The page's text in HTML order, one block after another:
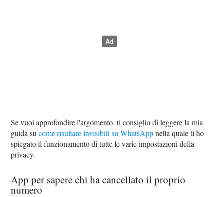
Se vuoi approfondire l'argomento, ti consiglio di leggere la mia
guida sucome risultare invisibili su WhatsAppnella quale ti ho
spiegato il funzionamento di tutte le varie impostazioni della
privacy.
App per sapere chi ha cancellato il proprio
numero